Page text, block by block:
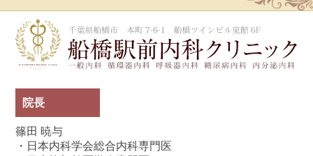
院長
篠田 暁与
・日本内科学会総合内科専門医